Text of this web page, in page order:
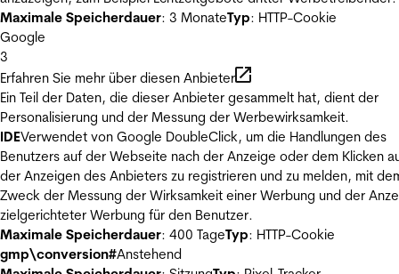
Maximale Speicherdauer: 3 MonateTyp: HTTP-Cookie
Google
3
Erfahren Sie mehr über diesen Anbieter
Ein Teil der Daten, die dieser Anbieter gesammelt hat, dient der
Personalisierung und der Messung der Werbewirksamkeit.
IDEVerwendet von Google DoubleClick, um die Handlungen des
Benutzers auf der Webseite nach der Anzeige oder dem Klicken
der Anzeigen des Anbieters zu registrieren und zu melden, mit
Zweck der Messung der Wirksamkeit einer Werbung und der
zielgerichteter Werbung für den Benutzer.
Maximale Speicherdauer: 400 TageTyp: HTTP-Cookie
gmp\conversion#Anstehend